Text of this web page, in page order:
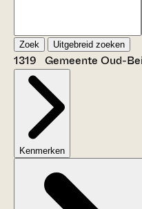
Zoek Uitgebreid zoeken
1319 Gemeente Oud-
Kenmerken